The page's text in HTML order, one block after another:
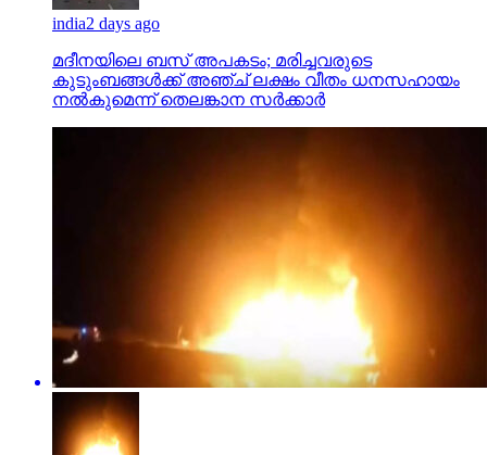
india2 days ago
മദീനയിലെ ബസ് അപകടം; മരിച്ചവരുടെ
കുടുംബങ്ങള്‍ക്ക് അഞ്ച് ലക്ഷം വീതം ധനസഹായം
നല്‍കുമെന്ന് തെലങ്കാന സര്‍ക്കാര്‍